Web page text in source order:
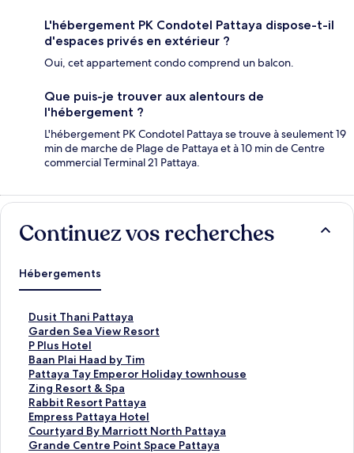
L'hébergement PK Condotel Pattaya dispose-t-il
d'espaces privés en extérieur ?
Oui, cet appartement condo comprend un balcon.
Que puis-je trouver aux alentours de
l'hébergement ?
L'hébergement PK Condotel Pattaya se trouve à seulement 19
min de marche de Plage de Pattaya et à 10 min de Centre
commercial Terminal 21 Pattaya.
Continuez vos recherches
Hébergements
Dusit Thani Pattaya
L
i
e
n
o
u
v
r
a
n
Garden Sea View Resort
L
i
e
n
o
u
v
r
a
P Plus Hotel
L
i
e
n
o
u
v
r
Baan Plai Haad by Tim
L
i
e
n
o
u
v
Pattaya Tay Emperor Holiday townhouse
L
i
e
n
o
u
Zing Resort & Spa
L
i
e
n
o
Rabbit Resort Pattaya
L
i
e
n
Empress Pattaya Hotel
L
i
e
Courtyard By Marriott North Pattaya
L
iGrande Centre Point Space Pattaya
L